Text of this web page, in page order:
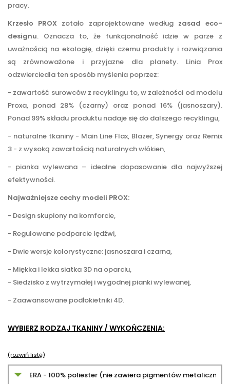
pracy.
Krzesło PROX zotało zaprojektowane wedługzasad eco-
designu. Oznacza to, że funkcjonalność idzie w parze z
uważnością na ekologię, dzięki czemu produkty i rozwiązania
są zrównoważone i przyjazne dla planety. Linia Prox
odzwierciedla ten sposób myślenia poprzez:
- zawartość surowców z recyklingu to, w zależności od modelu
Proxa, ponad 28% (czarny) oraz ponad 16% (jasnoszary).
Ponad 99% składu produktu nadaje się do dalszego recyklingu,
- naturalne tkaniny - Main Line Flax, Blazer, Synergy oraz Remix
3 - z wysoką zawartością naturalnych włókien,
- pianka wylewana – idealne dopasowanie dla najwyższej
efektywności.
Najważniejsze cechy modeli PROX:
- Design skupiony na komforcie,
- Regulowane podparcie lędźwi,
- Dwie wersje kolorystyczne: jasnoszara i czarna,
- Miękka i lekka siatka 3D na oparciu,
- Siedzisko z wytrzymałej i wygodnej pianki wylewanej,
- Zaawansowane podłokietniki 4D.
WYBIERZ RODZAJ TKANINY / WYKOŃCZENIA:
(rozwiń listę)